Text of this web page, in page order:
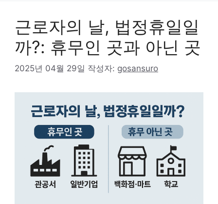
근로자의 날, 법정휴일일
까?: 휴무인 곳과 아닌 곳
2025년 04월 29일 작성자: gosansuro